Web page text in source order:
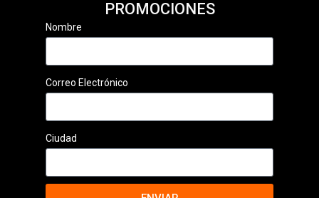
PROMOCIONES
Nombre
Correo Electrónico
Ciudad